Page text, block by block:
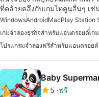
ที่คล้ายคลึงกับเกมไทคูนอื่นๆ เช่
WindowsAndroidMacPlay Station
เกมจำลองธุรกิจสำหรับแอนดรอยด์เก
โปรแกรมจำลองฟรีสำหรับแอนดรอยด์
Baby
5 ฟรี